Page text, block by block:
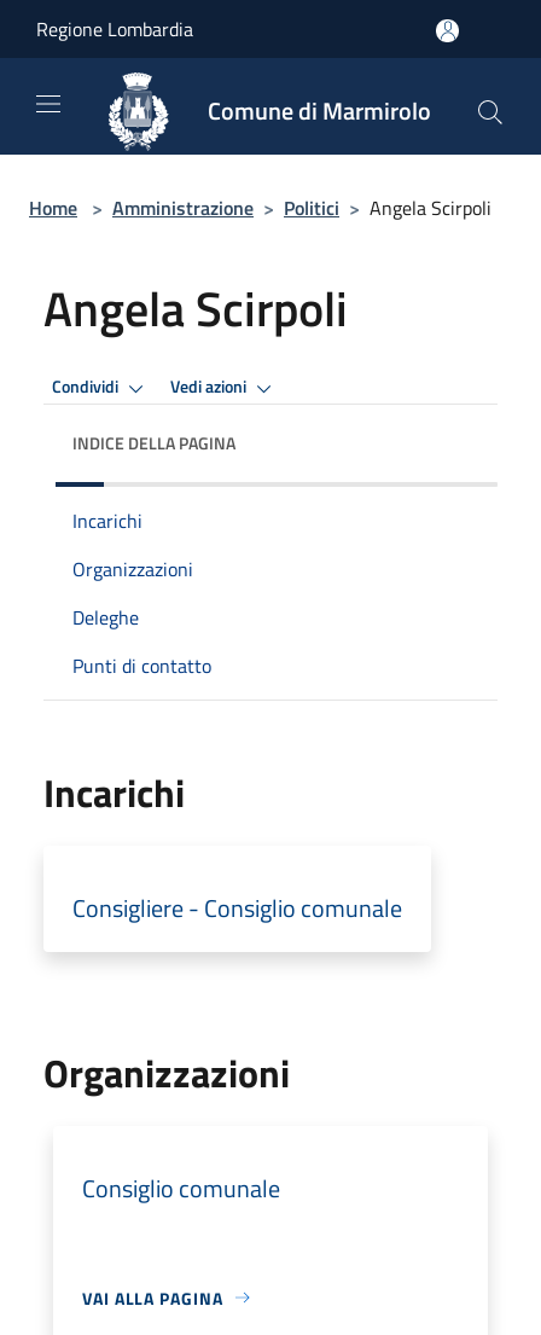
Regione Lombardia
Comune di Marmirolo
Home > Amministrazione > Politici > Angela Scirpoli
Angela Scirpoli
Condividi Vedi azioni
INDICE DELLA PAGINA
Incarichi
Organizzazioni
Deleghe
Punti di contatto
Incarichi
Consigliere - Consiglio comunale
Organizzazioni
Consiglio comunale
VAI ALLA PAGINA